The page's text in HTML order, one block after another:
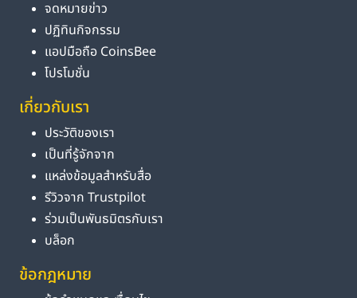
จดหมายข่าว
ปฏิทินกิจกรรม
แอปมือถือ CoinsBee
โปรโมชั่น
เกี่ยวกับเรา
ประวัติของเรา
เป็นที่รู้จักจาก
แหล่งข้อมูลสำหรับสื่อ
รีวิวจาก Trustpilot
ร่วมเป็นพันธมิตรกับเรา
บล็อก
ข้อกฎหมาย